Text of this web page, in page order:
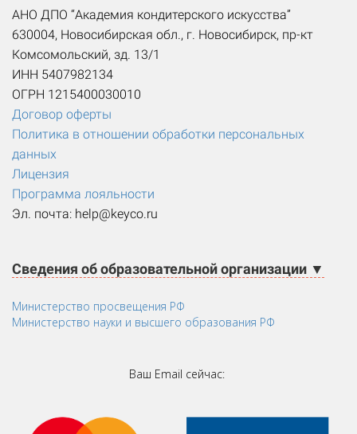
АНО ДПО “Академия кондитерского искусства”
630004, Новосибирская обл., г. Новосибирск, пр-кт
Комсомольский, зд. 13/1
ИНН 5407982134
ОГРН 1215400030010
Договор оферты
Политика в отношении обработки персональных
данных
Лицензия
Программа лояльности
Эл. почта: help@keyco.ru
Сведения об образовательной организации ▼
Министерство просвещения РФ
Министерство науки и высшего образования РФ
Ваш Email сейчас: